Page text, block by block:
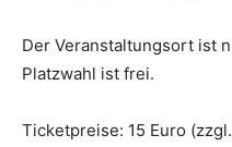
Der Veranstaltungsort ist
Platzwahl ist frei.
Ticketpreise: 15 Euro